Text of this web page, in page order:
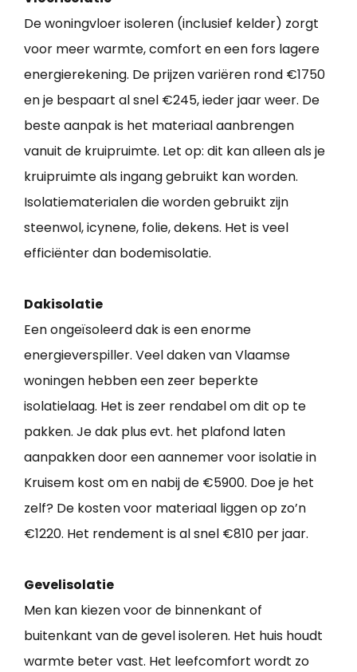
De woningvloer isoleren (inclusief kelder) zorgt
voor meer warmte, comfort en een fors lagere
energierekening. De prijzen variëren rond €1750
en je bespaart al snel €245, ieder jaar weer. De
beste aanpak is het materiaal aanbrengen
vanuit de kruipruimte. Let op: dit kan alleen als je
kruipruimte als ingang gebruikt kan worden.
Isolatiematerialen die worden gebruikt zijn
steenwol, icynene, folie, dekens. Het is veel
efficiënter dan bodemisolatie.
Dakisolatie
Een ongeïsoleerd dak is een enorme
energieverspiller. Veel daken van Vlaamse
woningen hebben een zeer beperkte
isolatielaag. Het is zeer rendabel om dit op te
pakken. Je dak plus evt. het plafond laten
aanpakken door een aannemer voor isolatie in
Kruisem kost om en nabij de €5900. Doe je het
zelf? De kosten voor materiaal liggen op zo’n
€1220. Het rendement is al snel €810 per jaar.
Gevelisolatie
Men kan kiezen voor de binnenkant of
buitenkant van de gevel isoleren. Het huis houdt
warmte beter vast. Het leefcomfort wordt zo